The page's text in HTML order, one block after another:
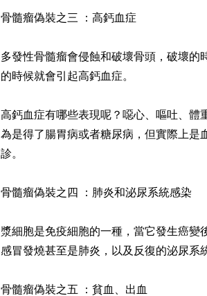
骨髓瘤偽裝之三 ：高鈣血症
多發性骨髓瘤會侵蝕和破壞骨頭，破壞
的時候就會引起高鈣血症。
高鈣血症有哪些表現呢？噁心、嘔吐、體
為是得了腸胃病或者糖尿病，但實際上是
診。
骨髓瘤偽裝之四 ：肺炎和泌尿系統感染
漿細胞是免疫細胞的一種，當它發生癌
感冒發燒甚至是肺炎，以及反復的泌尿系
骨髓瘤偽裝之五 ：貧血、出血